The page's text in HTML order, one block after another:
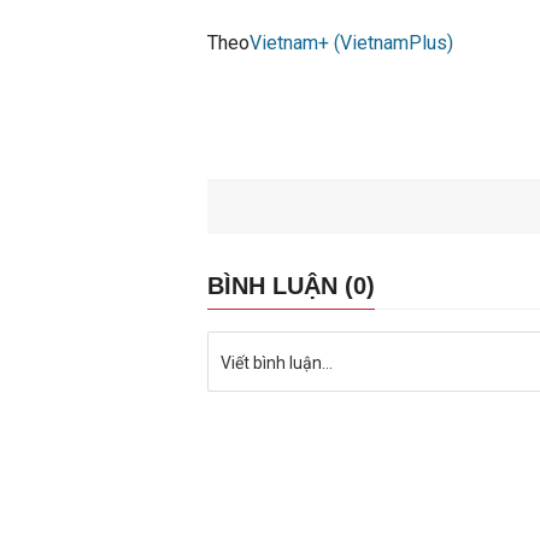
TheoVietnam+ (VietnamPlus)
BÌNH LUẬN (0)
Viết bình luận...